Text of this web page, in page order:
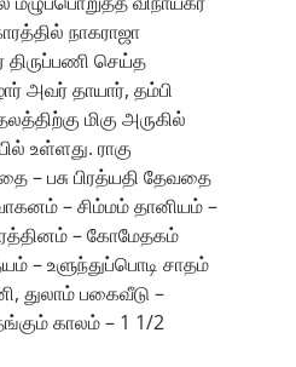
நாகராஜா
திருப்பணி செய்த
அவர் தாயார், தம்பி
மிகு அருகில்
உள்ளது. ராகு
– பசு பிரத்யதி தேவதை
– சிம்மம் தானியம் –
ரத்தினம் – கோமேதகம்
– உளுந்துப்பொடி சாதம்
துலாம் பகைவீடு –
காலம் – 1 1/2